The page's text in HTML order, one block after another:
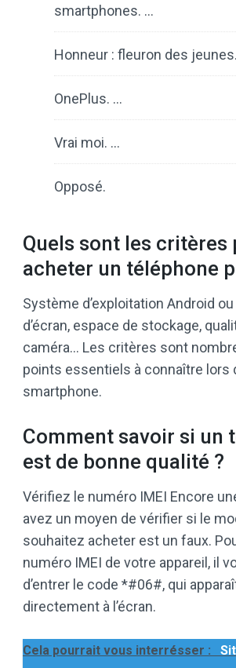
smartphones. …
Honneur : fleuron des
OnePlus. …
Vrai moi. …
Opposé.
Quels sont les critères
acheter un téléphone
Système d’exploitation Android ou
d’écran, espace de stockage,
caméra… Les critères sont
points essentiels à connaître lors
smartphone.
Comment savoir si un
est de bonne qualité ?
Vérifiez le numéro IMEI Encore
avez un moyen de vérifier si le
souhaitez acheter est un faux.
numéro IMEI de votre appareil, il
d’entrer le code *#06#, qui
directement à l’écran.
Cela pourrait vous interrésser :